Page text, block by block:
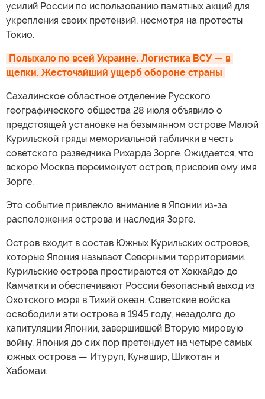
усилий России по использованию памятных акций для
укрепления своих претензий, несмотря на протесты
Токио.
Полыхало по всей Украине. Логистика ВСУ — в
щепки. Жесточайший ущерб обороне страны
Сахалинское областное отделение Русского
географического общества 28 июля объявило о
предстоящей установке на безымянном острове Малой
Курильской гряды мемориальной таблички в честь
советского разведчика Рихарда Зорге. Ожидается, что
вскоре Москва переименует остров, присвоив ему имя
Зорге.
Это событие привлекло внимание в Японии из-за
расположения острова и наследия Зорге.
Остров входит в состав Южных Курильских островов,
которые Япония называет Северными территориями.
Курильские острова простираются от Хоккайдо до
Камчатки и обеспечивают России безопасный выход из
Охотского моря в Тихий океан. Советские войска
освободили эти острова в 1945 году, незадолго до
капитуляции Японии, завершившей Вторую мировую
войну. Япония до сих пор претендует на четыре самых
южных острова — Итуруп, Кунашир, Шикотан и
Хабомаи.